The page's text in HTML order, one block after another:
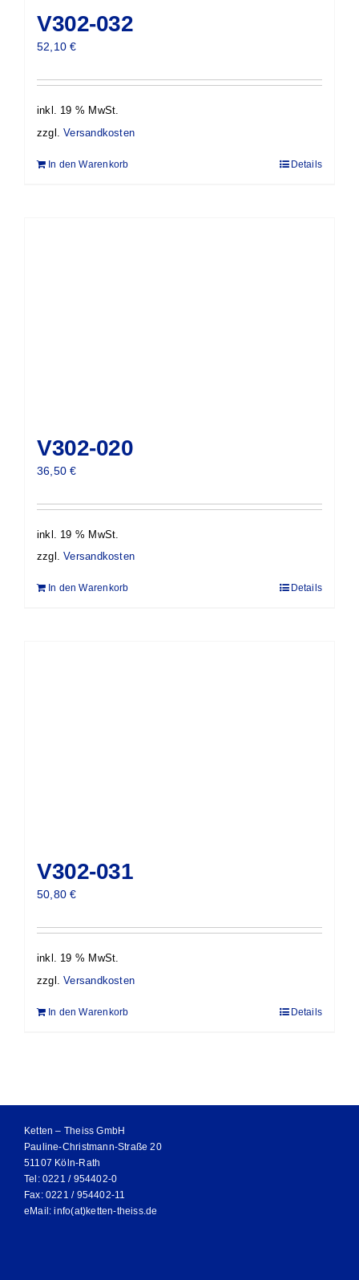
V302-032
52,10€
inkl. 19 % MwSt.
zzgl.Versandkosten
In den Warenkorb Details
V302-020
36,50€
inkl. 19 % MwSt.
zzgl.Versandkosten
In den Warenkorb Details
V302-031
50,80€
inkl. 19 % MwSt.
zzgl.Versandkosten
In den Warenkorb Details
Ketten – Theiss GmbH
Pauline-Christmann-Straße 20
51107 Köln-Rath
Tel: 0221 / 954402-0
Fax: 0221 / 954402-11
eMail:info(at)ketten-theiss.de